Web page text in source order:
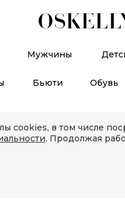
Мужчины
Бьюти Обувь
cookies, в том числе
. Продолжая